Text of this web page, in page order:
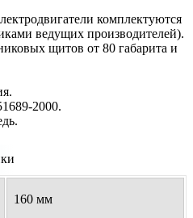
комплектуются
ведущих производителей).
щитов от 80 габарита и
2000.
160 мм